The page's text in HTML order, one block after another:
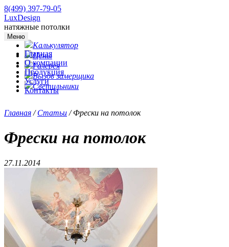
8(499) 397-79-05
LuxDesign
натяжные потолки
Меню
Главная
О компании
Продукция
Услуги
Контакты
Калькулятор
Цены
Галерея
Вызов замерщика
Светильники
Главная /Статьи /Фрески на потолок
Фрески на потолок
27.11.2014